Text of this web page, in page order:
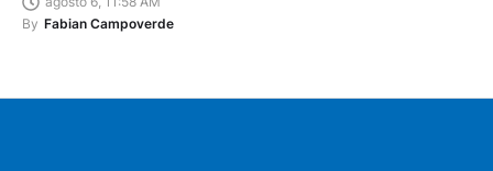
By Fabian Campoverde